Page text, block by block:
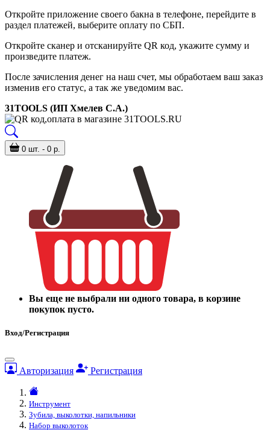
Откройте приложение своего бакна в телефоне, перейдите в
раздел платежей, выберите оплату по СБП.
Откройте сканер и отсканируйте QR код, укажите сумму и
произведите платеж.
После зачисления денег на наш счет, мы обработаем ваш заказ
изменив его статус, а так же уведомим вас.
31TOOLS (ИП Хмелев С.А.)
0 шт. - 0 р.
Вы еще не выбрали ни одного товара, в корзине
покупок пусто.
Вход/Регистрация
Авторизация Регистрация
Инструмент
Зубила, выколотки, напильники
Набор выколоток